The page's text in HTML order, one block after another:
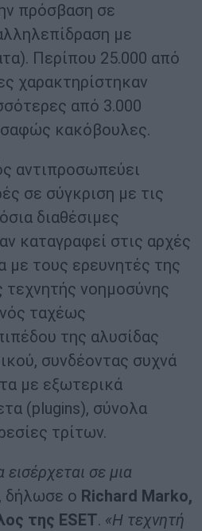
πρόσβαση σε
με
Περίπου 25.000 από
χαρακτηρίστηκαν
από 3.000
κακόβουλες.
αντιπροσωπεύει
σε σύγκριση με τις
διαθέσιμες
καταγραφεί στις αρχές
με τους ερευνητές της
τεχνητής νοημοσύνης
ταχέως
της αλυσίδας
συνδέοντας συχνά
με εξωτερικά
(plugins), σύνολα
τρίτων.
σε μια
, δήλωσε ο Richard Marko,
της ESET. «Η τεχνητή